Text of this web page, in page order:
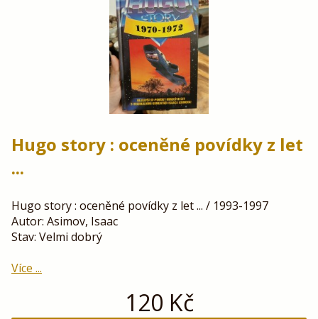
Hugo story : oceněné povídky z let
...
Hugo story : oceněné povídky z let ... / 1993-1997
Autor: Asimov, Isaac
Stav: Velmi dobrý
Více ...
120 Kč